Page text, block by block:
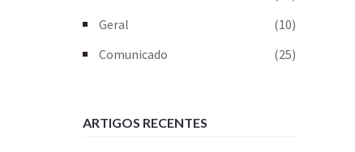
Geral
(10)
Comunicado
(25)
ARTIGOS RECENTES